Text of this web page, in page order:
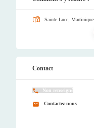
Sainte-Luce, Martinique
Contact
Non renseigné
Contactez-nous